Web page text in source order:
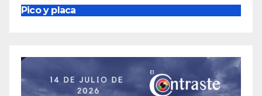
Pico y placa